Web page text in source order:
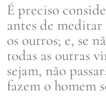
É preciso
antes de meditar
os outros; e, se
todas as outras
sejam, não
fazem o homem